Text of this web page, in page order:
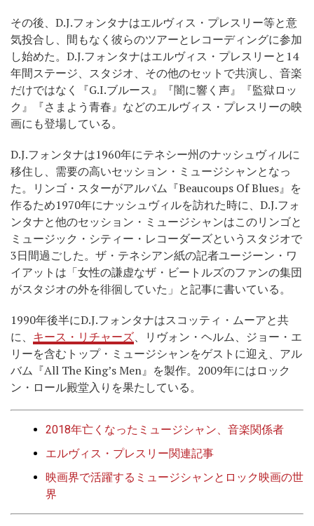
その後、D.J.フォンタナはエルヴィス・プレスリー等と意
気投合し、間もなく彼らのツアーとレコーディングに参加
し始めた。D.J.フォンタナはエルヴィス・プレスリーと14
年間ステージ、スタジオ、その他のセットで共演し、音楽
だけではなく『G.I.ブルース』『闇に響く声』『監獄ロッ
ク』『さまよう青春』などのエルヴィス・プレスリーの映
画にも登場している。
D.J.フォンタナは1960年にテネシー州のナッシュヴィルに
移住し、需要の高いセッション・ミュージシャンとなっ
た。リンゴ・スターがアルバム『Beaucoups Of Blues』を
作るため1970年にナッシュヴィルを訪れた時に、D.J.フォ
ンタナと他のセッション・ミュージシャンはこのリンゴと
ミュージック・シティー・レコーダーズというスタジオで
3日間過ごした。ザ・テネシアン紙の記者ユージーン・ワ
イアットは「女性の謙虚なザ・ビートルズのファンの集団
がスタジオの外を徘徊していた」と記事に書いている。
1990年後半にD.J.フォンタナはスコッティ・ムーアと共
に、 キース・リチャーズ、リヴォン・ヘルム、ジョー・エ
リーを含むトップ・ミュージシャンをゲストに迎え、アル
バム『All The King’s Men』を製作。2009年にはロック
ン・ロール殿堂入りを果たしている。
2018年亡くなったミュージシャン、音楽関係者
エルヴィス・プレスリー関連記事
映画界で活躍するミュージシャンとロック映画の世
界